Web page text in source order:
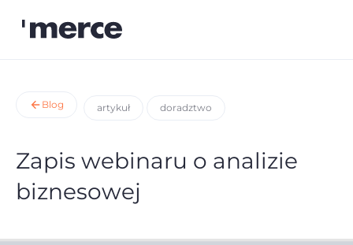
Blog artykuł doradztwo
Zapis webinaru o analizie
biznesowej